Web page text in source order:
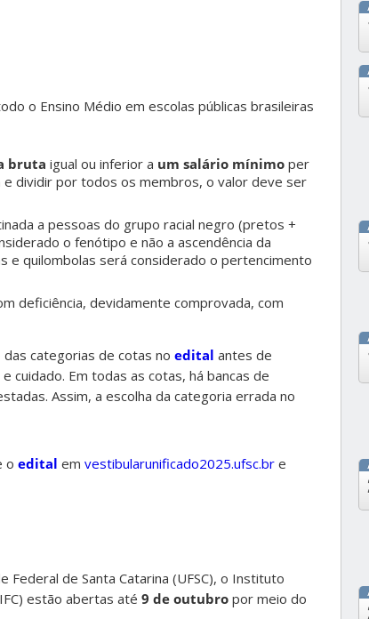
o Ensino Médio em escolas públicas brasileiras
bruta igual ou inferior a um salário mínimo per
dividir por todos os membros, o valor deve ser
a pessoas do grupo racial negro (pretos +
o fenótipo e não a ascendência da
e quilombolas será considerado o pertencimento
deficiência, devidamente comprovada, com
categorias de cotas no edital antes de
cuidado. Em todas as cotas, há bancas de
Assim, a escolha da categoria errada no
o edital em vestibularunificado2025.ufsc.br e
de Santa Catarina (UFSC), o Instituto
estão abertas até 9 de outubro por meio do